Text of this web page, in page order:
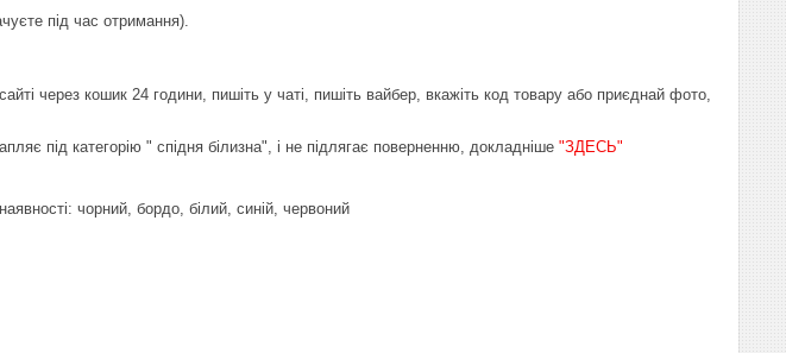
під час отримання).
через кошик 24 години, пишіть у чаті, пишіть вайбер, вкажіть код товару або приєднай фото,
під категорію " спідня білизна", і не підлягає поверненню, докладніше "ЗДЕСЬ"
чорний, бордо, білий, синій, червоний